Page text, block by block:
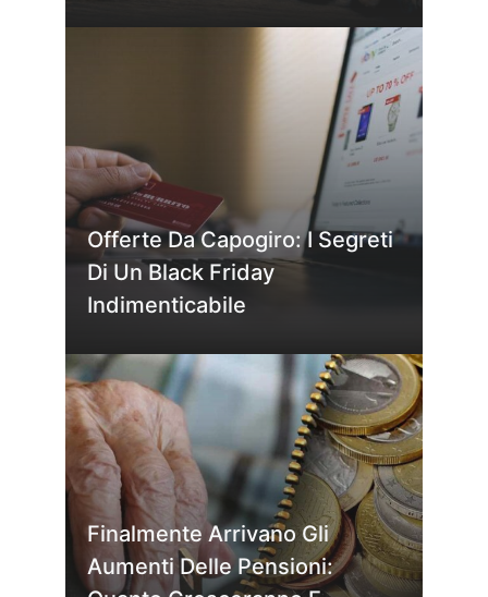
Offerte Da Capogiro: I Segreti
Di Un Black Friday
Indimenticabile
Finalmente Arrivano Gli
Aumenti Delle Pensioni: